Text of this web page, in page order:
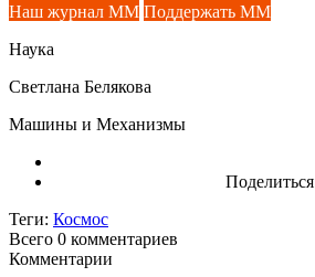
Наш журнал ММ Поддержать ММ
Наука
Светлана Белякова
Машины и Механизмы
Поделиться
Теги: Космос
Всего 0 комментариев
Комментарии